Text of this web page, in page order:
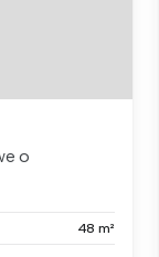
o
48 m²